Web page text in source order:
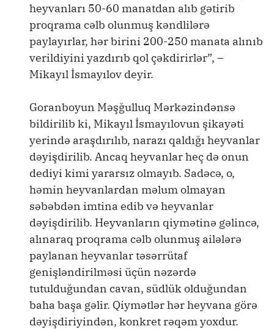
heyvanları 50-60 manatdan alıb gətirib
proqrama cəlb olunmuş kəndlilərə
paylayırlar, hər birini 200-250 manata alınıb
verildiyini yazdırıb qol çəkdirirlər”, –
Mikayıl İsmayılov deyir.
Goranboyun Məşğulluq Mərkəzindənsə
bildirilib ki, Mikayıl İsmayılovun şikayəti
yerində araşdırılıb, narazı qaldığı heyvanlar
dəyişdirilib. Ancaq heyvanlar heç də onun
dediyi kimi yararsız olmayıb. Sadəcə, o,
həmin heyvanlardan məlum olmayan
səbəbdən imtina edib və heyvanlar
dəyişdirilib. Heyvanların qiymətinə gəlincə,
alınaraq proqrama cəlb olunmuş ailələrə
paylanan heyvanlar təsərrütaf
genişləndirilməsi üçün nəzərdə
tutulduğundan cavan, südlük olduğundan
baha başa gəlir. Qiymətlər hər heyvana görə
dəyişdiriyindən, konkret rəqəm yoxdur.